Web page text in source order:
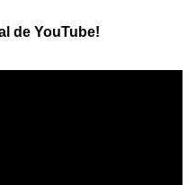
de YouTube!